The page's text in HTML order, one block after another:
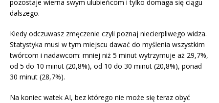
pozostaje wierna swym ulubieńcom i tylko domaga się ciągu
dalszego.
Kiedy odczuwasz zmęczenie czyli poznaj niecierpliwego widza.
Statystyka musi w tym miejscu dawać do myślenia wszystkim
twórcom i nadawcom: mniej niż 5 minut wytrzymuje aż 29,7%,
od 5 do 10 minut (20,8%), od 10 do 30 minut (20,8%), ponad
30 minut (28,7%).
Na koniec watek AI, bez którego nie może się teraz obyć